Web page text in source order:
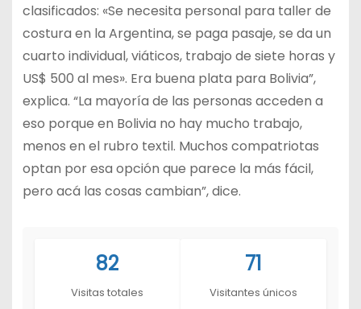
clasificados: «Se necesita personal para taller de
costura en la Argentina, se paga pasaje, se da un
cuarto individual, viáticos, trabajo de siete horas y
US$ 500 al mes». Era buena plata para Bolivia”,
explica. “La mayoría de las personas acceden a
eso porque en Bolivia no hay mucho trabajo,
menos en el rubro textil. Muchos compatriotas
optan por esa opción que parece la más fácil,
pero acá las cosas cambian”, dice.
82
Visitas totales
71
Visitantes únicos